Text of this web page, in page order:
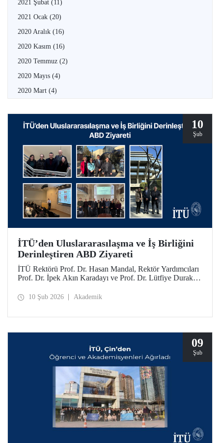
2021 Şubat (11)
2021 Ocak (20)
2020 Aralık (16)
2020 Kasım (16)
2020 Temmuz (2)
2020 Mayıs (4)
2020 Mart (4)
10
Şub
İTÜ’den Uluslararasılaşma ve İş Birliğini
Derinleştiren ABD Ziyareti
İTÜ Rektörü Prof. Dr. Hasan Mandal, Rektör Yardımcıları
Prof. Dr. İpek Akın Karadayı ve Prof. Dr. Lütfiye Durak
ve mezunlarıyla bir araya gelmek için 24-30 Ocak 2026
10 Şub 2026 Akademik
09
Şub